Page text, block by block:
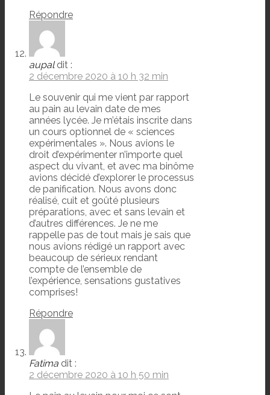
Répondre
aupal dit :
2 décembre 2020 à 10 h 32 min
Le souvenir qui me vient par rapport
au pain au levain date de mes
années lycée. Je m’étais inscrite dans
un cours optionnel de « sciences
expérimentales ». Nous avions le
droit d’expérimenter n’importe quel
aspect du vivant, et avec ma binôme
avions décidé d’explorer le processus
de panification. Nous avons donc
réalisé, cuit et goûté plusieurs
préparations, avec et sans levain et
d’autres différences. Je ne me
rappelle pas de tout mais je sais que
nous avions rédigé un rapport avec
beaucoup de sérieux rendant
compte de l’ensemble de
l’expérience, sensations gustatives
comprises!
Répondre
Fatima dit :
2 décembre 2020 à 10 h 50 min